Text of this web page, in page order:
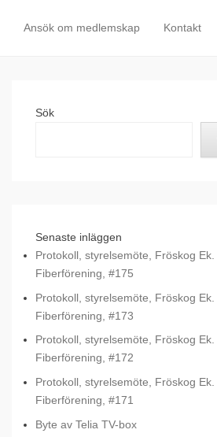
Ansök om medlemskap Kontakt
Sök
Senaste inläggen
Protokoll, styrelsemöte, Fröskog Ek.
Fiberförening, #175
Protokoll, styrelsemöte, Fröskog Ek.
Fiberförening, #173
Protokoll, styrelsemöte, Fröskog Ek.
Fiberförening, #172
Protokoll, styrelsemöte, Fröskog Ek.
Fiberförening, #171
Byte av Telia TV-box